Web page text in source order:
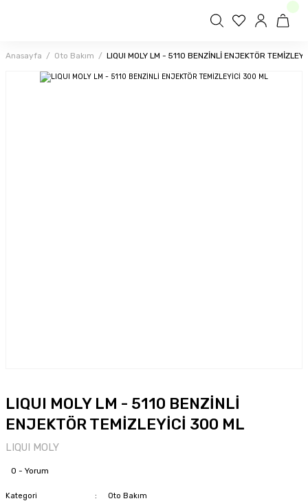
Anasayfa Oto Bakım LIQUI MOLY LM - 5110 BENZİNLİ ENJEKTÖR
LIQUI MOLY LM - 5110 BENZİNLİ
ENJEKTÖR TEMİZLEYİCİ 300 ML
LIQUI MOLY
0 - Yorum
Kategori
Oto Bakım